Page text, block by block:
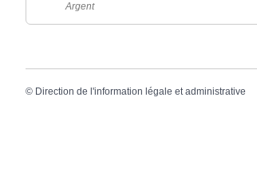
Argent
© Direction de l'information légale et administrative